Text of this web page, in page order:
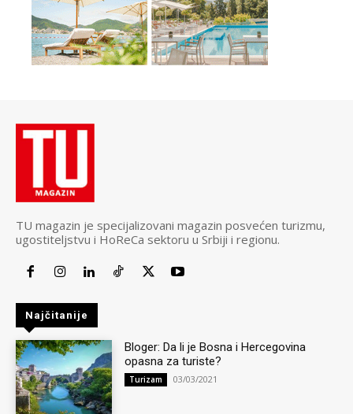
TU magazin je specijalizovani magazin posvećen turizmu,
ugostiteljstvu i HoReCa sektoru u Srbiji i regionu.
Najčitanije
Bloger: Da li je Bosna i Hercegovina
opasna za turiste?
Turizam 03/03/2021